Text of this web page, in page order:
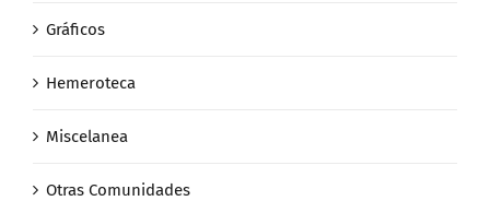
Gráficos
Hemeroteca
Miscelanea
Otras Comunidades